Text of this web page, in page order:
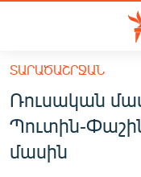
Մատչելիության
հիմնական
բովանդակությանը
Անցնել
հիմնական
մենյուին
ՀԱՅԱՍՏԱՆ
ՔԱՂԱՔԱԿԱՆ
ՏԱՐԱԾԱՇՐՋԱՆ
Ռուսական
Պուտին-
մասին